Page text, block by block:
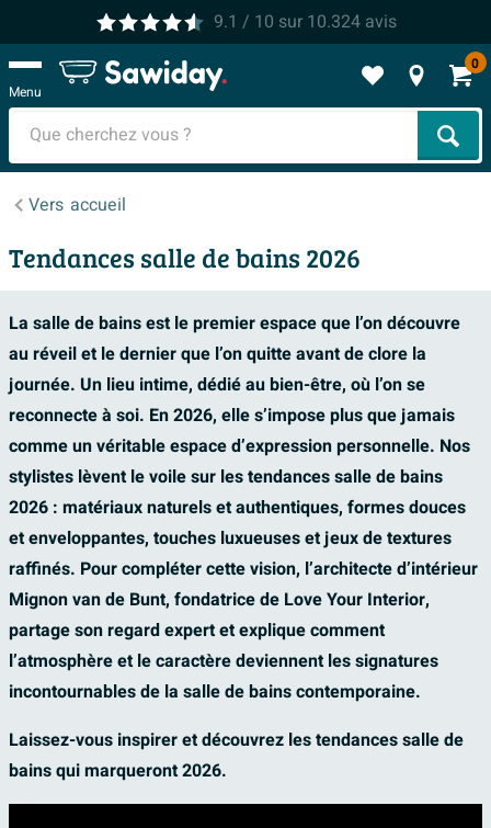
9.1 / 10 sur 10.324avis
Menu
0
Vers accueil
Tendances salle de bains 2026
La salle de bains est le premier espace que l’on découvre
au réveil et le dernier que l’on quitte avant de clore la
journée. Un lieu intime, dédié au bien-être, où l’on se
reconnecte à soi. En 2026, elle s’impose plus que jamais
comme un véritable espace d’expression personnelle. Nos
stylistes lèvent le voile sur les tendances salle de bains
2026 : matériaux naturels et authentiques, formes douces
et enveloppantes, touches luxueuses et jeux de textures
raffinés. Pour compléter cette vision, l’architecte d’intérieur
Mignon van de Bunt, fondatrice de Love Your Interior,
partage son regard expert et explique comment
l’atmosphère et le caractère deviennent les signatures
incontournables de la salle de bains contemporaine.
Laissez-vous inspirer et découvrez les tendances salle de
bains qui marqueront 2026.